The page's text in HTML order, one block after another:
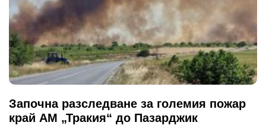
Започна разследване за големия пожар
край АМ „Тракия“ до Пазарджик